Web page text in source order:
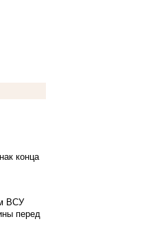
конца
ВСУ
перед